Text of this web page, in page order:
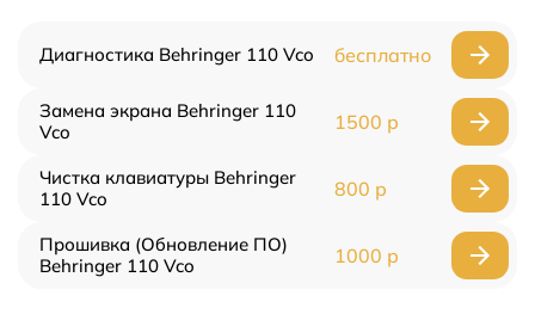
Диагностика Behringer 110 Vco бесплатно
Замена экрана Behringer 110
Vco
1500 р
Чистка клавиатуры Behringer
110 Vco
800 р
Прошивка (Обновление ПО)
Behringer 110 Vco
1000 р